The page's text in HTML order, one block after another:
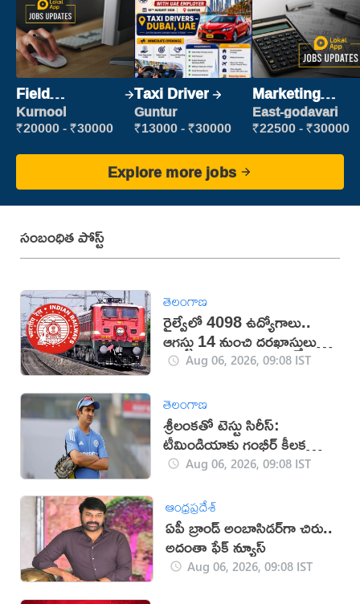
Field
Marketing
Executive
Kurnool
₹20000 - ₹30000
Taxi Driver
Guntur
₹13000 - ₹30000
Marketing
Executive
East-godavari
₹22500 - ₹30000
Explore more jobs
సంబంధిత పోస్ట్
తెలంగాణ
రైల్వేలో 4098 ఉద్యోగాలు..
ఆగస్టు 14 నుంచి దరఖాస్తులు
స్టార్ట్Aug 06, 2026, 09:08 IST
తెలంగాణ
శ్రీలంకతో టెస్టు సిరీస్:
టీమిండియాకు గంభీర్ కీలక
సూచనలు
Aug 06, 2026, 09:08 IST
ఆంధ్రప్రదేశ్
ఏపీ బ్రాండ్‌ అంబాసిడర్‌గా చిరు..
అదంతా ఫేక్‌ న్యూస్‌
Aug 06, 2026, 09:08 IST